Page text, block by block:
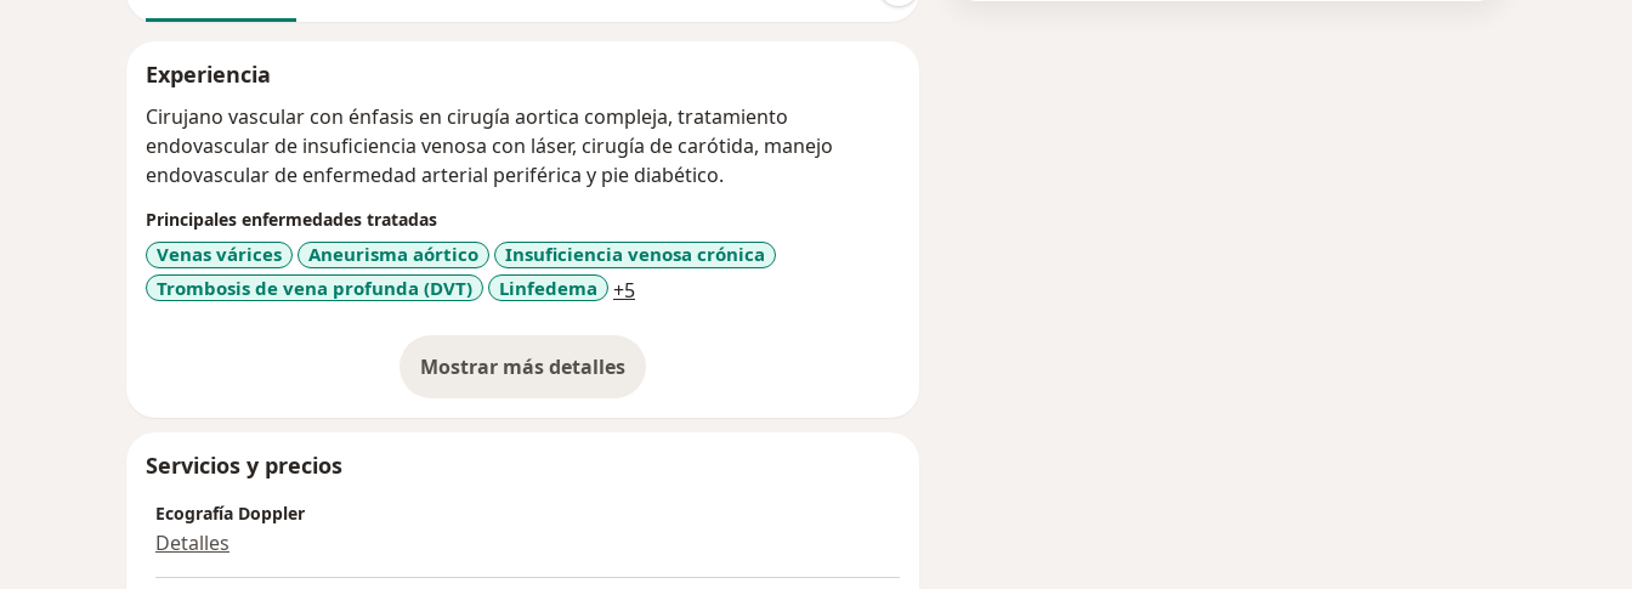
Experiencia
Cirujano vascular con énfasis en cirugía aortica compleja, tratamiento
endovascular de insuficiencia venosa con láser, cirugía de carótida, manejo
endovascular de enfermedad arterial periférica y pie diabético.
Principales enfermedades tratadas
Venas várices Aneurisma aórtico
Insuficiencia venosa crónica
Trombosis de vena profunda (DVT)
Linfedema +5a11y_sr_more_diseases
Mostrar más detalles
sobre la experiencia
Servicios y precios
Ecografía Doppler
Detalles